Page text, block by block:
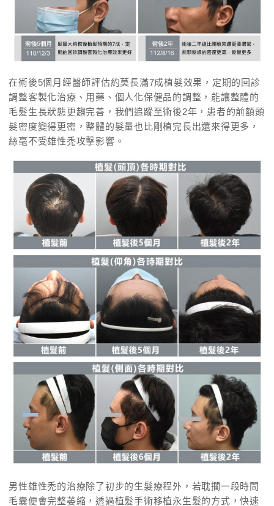
在術後5個月經醫師評估約莫長滿7成植髮效果，定期的回診
調整客製化治療、用藥、個人化保健品的調整，能讓整體的
毛髮生長狀態更趨完善，我們追蹤至術後2年，患者的前額頭
髮密度變得更密，整體的髮量也比剛植完長出還來得更多，
絲毫不受雄性禿攻擊影響。
男性雄性禿的治療除了初步的生髮療程外，若耽擱一段時間
毛囊便會完整萎縮，透過植髮手術移植永生髮的方式，快速